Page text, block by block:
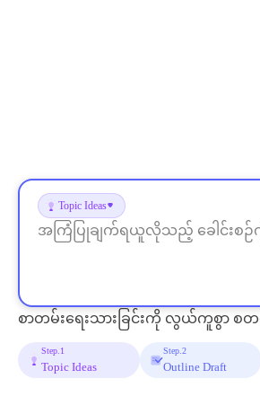
Topic Ideas
စာတမ်းရေးသားခြင်းကို လွယ်ကူစွာ စ
Step. 1
Topic Ideas
Step. 2
Outline Draft